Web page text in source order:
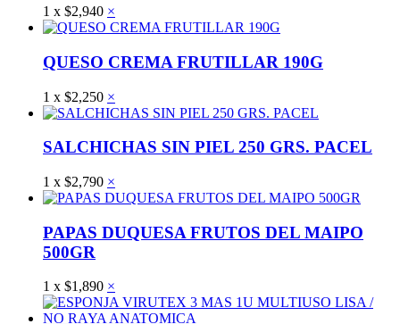
1 x $2,940 ×
QUESO CREMA FRUTILLAR 190G
1 x $2,250 ×
SALCHICHAS SIN PIEL 250 GRS. PACEL
1 x $2,790 ×
PAPAS DUQUESA FRUTOS DEL MAIPO
500GR
1 x $1,890 ×